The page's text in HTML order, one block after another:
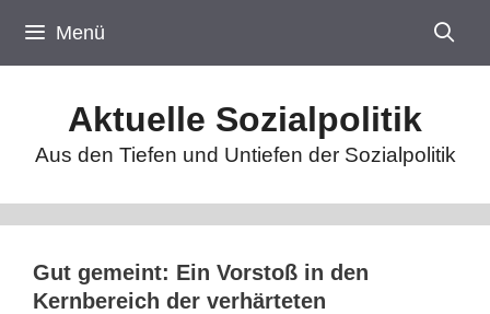
Inhalt
springen
Menü
Aktuelle Sozialpolitik
Aus den Tiefen und Untiefen der Sozialpolitik
Gut gemeint: Ein Vorstoß in den
Kernbereich der verhärteten